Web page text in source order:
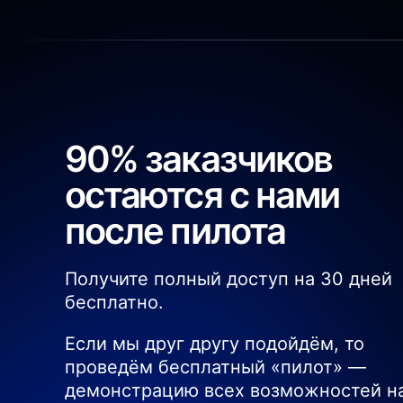
90% заказчиков
остаются с нами
после пилота
Получите полный доступ на 30 дней
бесплатно.
Если мы друг другу подойдём, то
проведём бесплатный «пилот» —
демонстрацию всех возможностей